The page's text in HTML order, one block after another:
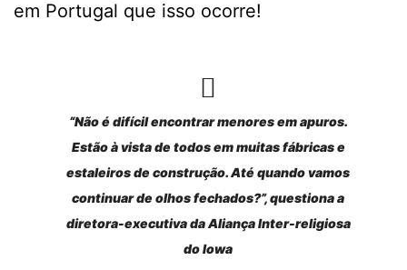
em Portugal que isso ocorre!
“Não é difícil encontrar menores em apuros.
Estão à vista de todos em muitas fábricas e
estaleiros de construção. Até quando vamos
continuar de olhos fechados?”, questiona a
diretora-executiva da Aliança Inter-religiosa
do Iowa